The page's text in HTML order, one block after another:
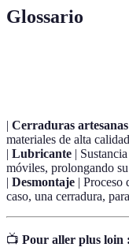
Glossario
| Cerraduras artesanas
materiales de alta
| Lubricante |
móviles, prolongando
| Desmontaje | Proceso
caso, una cerradura,
📺 Pour aller plus loin :